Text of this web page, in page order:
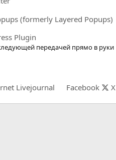
(formerly Layered Popups)
Plugin
передачей прямо в руки
Livejournal Facebook X